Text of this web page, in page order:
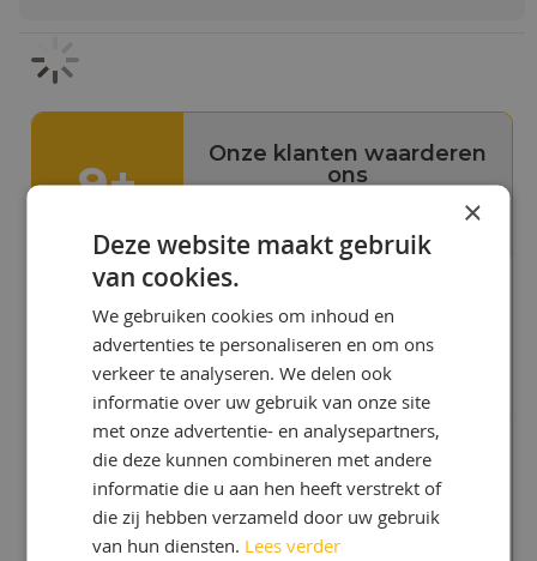
kunststof leibanen en vermijdt
daarmee slijtage en stilstand voor
reparatie. De olie kan makkelijk van
hun standtijd aanzienlijk kan verlengen.
+ Beschermt metalen tegen corrosie.
+ Uitstekende bevochtiging waardoor
er minder slijtage aan de leibanen
optreedt
Meer info
9+
Onze klanten waarderen
ons
"Uitstekende en snelle
Noud de
Reede
laat zien dat jullie experts
zijn in smeermiddelen!"
×
Deze website maakt gebruik
van cookies.
We gebruiken cookies om inhoud en
advertenties te personaliseren en om ons
verkeer te analyseren. We delen ook
informatie over uw gebruik van onze site
met onze advertentie- en analysepartners,
die deze kunnen combineren met andere
informatie die u aan hen heeft verstrekt of
die zij hebben verzameld door uw gebruik
van hun diensten. Lees verder